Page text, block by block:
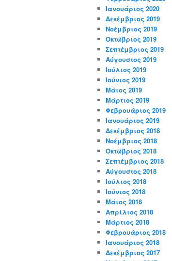
Ιανουάριος 2020
Δεκέμβριος 2019
Νοέμβριος 2019
Οκτώβριος 2019
Σεπτέμβριος 2019
Αύγουστος 2019
Ιούλιος 2019
Ιούνιος 2019
Μάιος 2019
Μάρτιος 2019
Φεβρουάριος 2019
Ιανουάριος 2019
Δεκέμβριος 2018
Νοέμβριος 2018
Οκτώβριος 2018
Σεπτέμβριος 2018
Αύγουστος 2018
Ιούλιος 2018
Ιούνιος 2018
Μάιος 2018
Απρίλιος 2018
Μάρτιος 2018
Φεβρουάριος 2018
Ιανουάριος 2018
Δεκέμβριος 2017